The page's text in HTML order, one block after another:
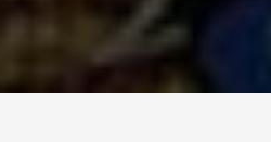
Kapanewon Piyungan, Kab. Bantul,